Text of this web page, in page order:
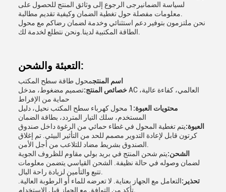
لسياسة الضمانيرجى الرجوع إلى وثائق المنتج للحصول على
نحن ملتزمون بتوفير دعم استثنائي وخدمة لضمان رضاكم مع محول
التعبئة والشحن:
اسم المنتجمحول طاقة سطح المكتب
خصائص المنتج:تصميم مضغوط، مدخل AC العالمي، كفاءة عالية،
حماية من الإفراط
محتويات العبوة:
1 محول كهرباء سطح المكتب نحيل، دليل
المستخدم، سلك التيار المتردد، بطاقة الضمان
العبوة:يتم تغطية المحول في غطاء حمائي من الرغوة داخل صندوق
كرتون قابل لإعادة التدوير مصمم للحد من التأثير البيئي. تم إغلاق
الشحن:يتم شحن المنتج في بريد بولي مقاوم للظروف الجوية
لضمان وصوله في حالة نظيفة. الشحن القياسي يتضمن معلومات
تحذير:التعامل مع الجهاز بعناية. لا تعرضه للماء أو الرطوبة العالية.